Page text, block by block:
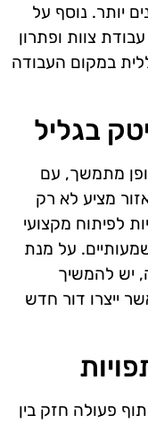
יותר. נוסף על
צוות ופתרון
במקום העבודה
בגליל
מתמשך, עם
מציע לא רק
לפיתוח מקצועי
על מנת
יש להמשיך
ייצרו דור חדש
פעולה חזק בין